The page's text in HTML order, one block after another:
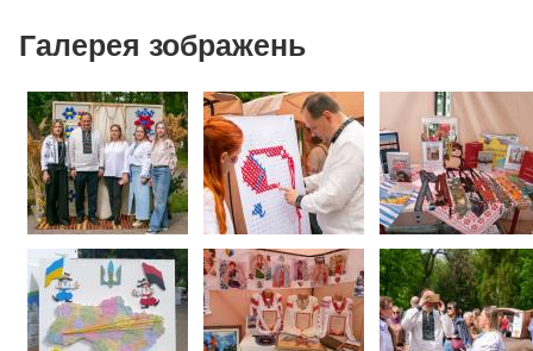
Галерея зображень